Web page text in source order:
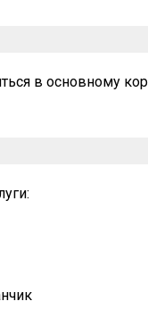
в основному